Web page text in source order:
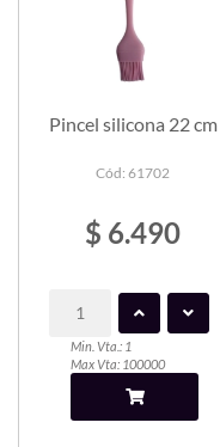
Pincel silicona 22 cm
Cód: 61702
$ 6.490
Min. Vta.: 1
Max Vta: 100000